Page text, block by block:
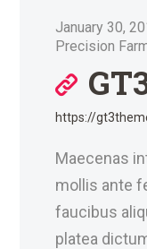
January 30,
Precision
https://
Maecenas
mollis ante
faucibus
platea